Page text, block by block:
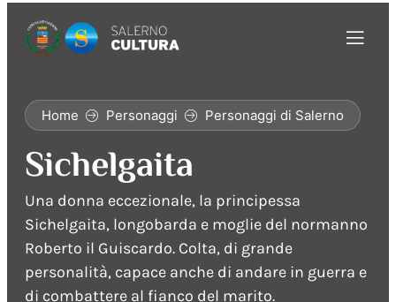
Home Personaggi Personaggi di Salerno
Sichelgaita
Una donna eccezionale, la principessa
Sichelgaita, longobarda e moglie del normanno
Roberto il Guiscardo. Colta, di grande
personalità, capace anche di andare in guerra e
di combattere al fianco del marito.